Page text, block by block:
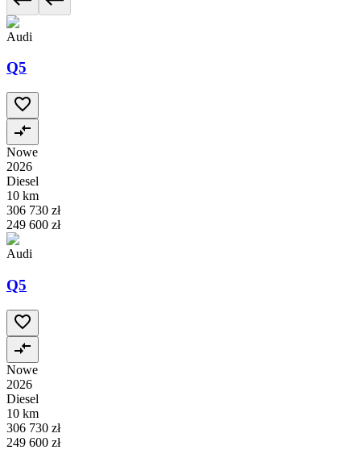
Audi
Q5
Nowe
2026
Diesel
10 km
306 730 zł
249 600 zł
Audi
Q5
Nowe
2026
Diesel
10 km
306 730 zł
249 600 zł